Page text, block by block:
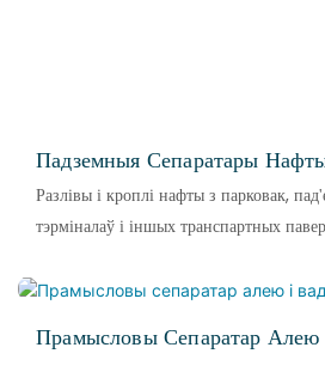
Падземныя Сепаратары
Разлівы і кроплі нафты з парковак,
тэрміналаў і іншых транспартных
для навакольнага асяроддзя. HDPE
сепаратараў нафты і вады.
Прамысловы Сепаратар Алею